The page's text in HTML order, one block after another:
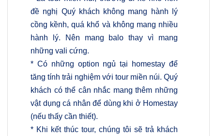
đề nghị Quý khách không mang hành lý
cồng kềnh, quá khổ và không mang nhiều
hành lý. Nên mang balo thay vì mang
những vali cứng.
* Có những option ngủ tại homestay để
tăng tính trải nghiệm với tour miền núi. Quý
khách có thể cân nhắc mang thêm những
vật dụng cá nhân để dùng khi ở Homestay
(nếu thấy cần thiết).
* Khi kết thúc tour, chúng tôi sẽ trả khách